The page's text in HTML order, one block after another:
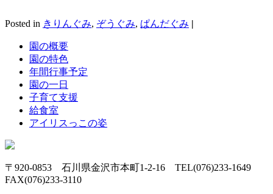
Posted in きりんぐみ, ぞうぐみ, ぱんだぐみ |
園の概要
園の特色
年間行事予定
園の一日
子育て支援
給食室
アイリスっこの姿
〒920-0853 石川県金沢市本町1-2-16 TEL(076)233-1649
FAX(076)233-3110